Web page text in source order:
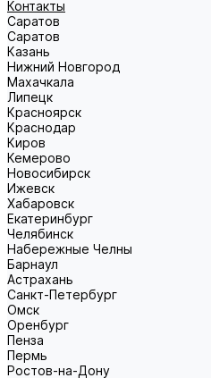
Контакты
Саратов
Саратов
Казань
Нижний Новгород
Махачкала
Липецк
Красноярск
Краснодар
Киров
Кемерово
Новосибирск
Ижевск
Хабаровск
Екатеринбург
Челябинск
Набережные Челны
Барнаул
Астрахань
Санкт-Петербург
Омск
Оренбург
Пенза
Пермь
Ростов-на-Дону